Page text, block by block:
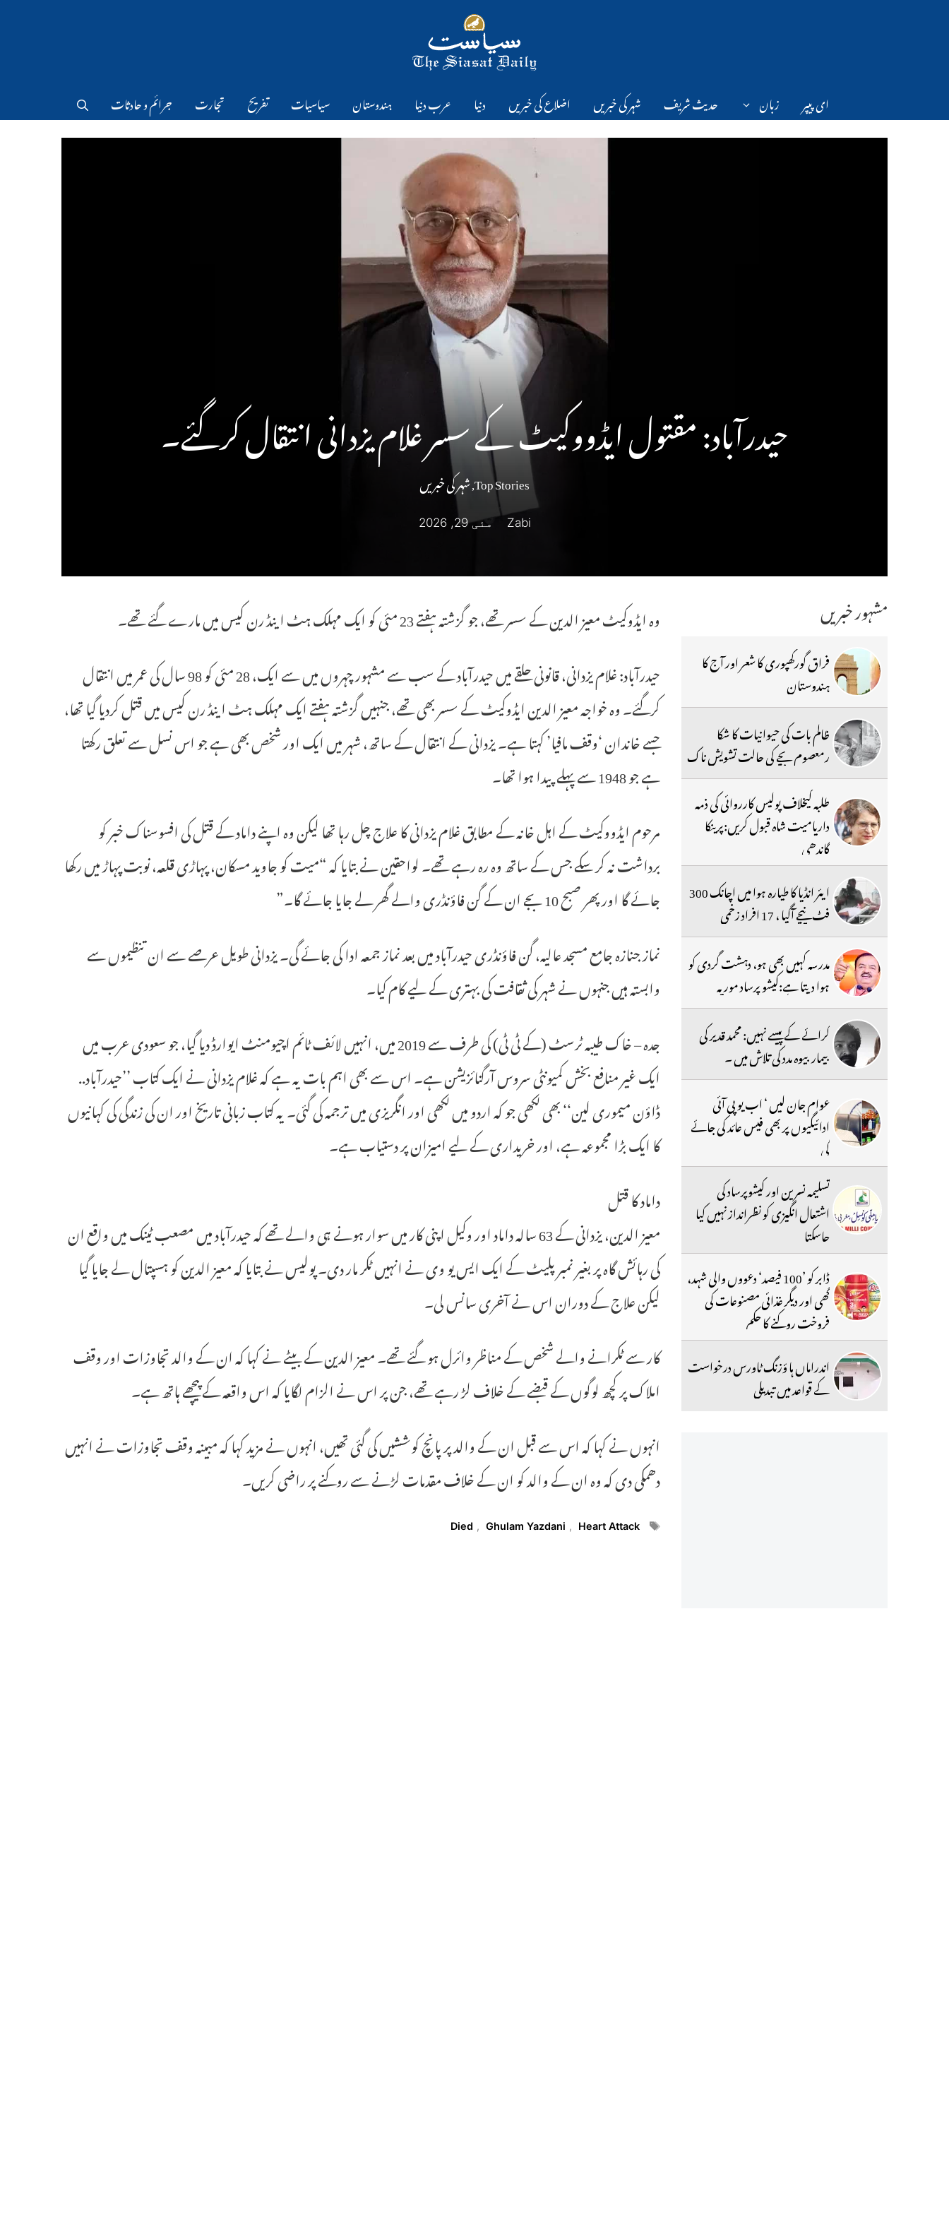
ای پیپر زبان حدیث شریف شہر کی خبریں اضلاع کی خبریں دنیا عرب دنیا ہندوستان سیاسیات تفریح تجارت جرائم و حادثات
حیدرآباد: مقتول ایڈووکیٹ کے سسر غلام یزدانی انتقال کرگئے۔
Top Stories
,شہر کی خبریں
Zabi مئی 29, 2026
وہ ایڈوکیٹ معیز الدین کے سسر تھے، جو گزشتہ ہفتے 23 مئی کو ایک مہلک ہٹ اینڈ رن کیس میں مارے گئے تھے۔
حیدرآباد: غلام یزدانی، قانونی حلقے میں حیدرآباد کے سب سے مشہور چہروں میں سے ایک، 28 مئی کو 98 سال کی عمر میں انتقال
کرگئے۔ وہ خواجہ معیز الدین ایڈوکیٹ کے سسر بھی تھے، جنہیں گزشتہ ہفتے ایک مہلک ہٹ اینڈ رن کیس میں قتل کردیا گیا تھا،
جسے خاندان ‘وقف مافیا’ کہتا ہے۔ یزدانی کے انتقال کے ساتھ، شہر میں ایک اور شخص بھی ہے جو اس نسل سے تعلق رکھتا
ہے جو 1948 سے پہلے پیدا ہوا تھا۔
مرحوم ایڈووکیٹ کے اہل خانہ کے مطابق غلام یزدانی کا علاج چل رہا تھا لیکن وہ اپنے داماد کے قتل کی افسوسناک خبر کو
برداشت نہ کر سکے جس کے ساتھ وہ رہ رہے تھے۔ لواحقین نے بتایا کہ “میت کو جاوید مسکان، پہاڑی قلعہ، نوبت پہاڑ میں رکھا
جائے گا اور پھر صبح 10 بجے ان کے گن فاؤنڈری والے گھر لے جایا جائے گا۔”
نماز جنازہ جامع مسجد عالیہ، گن فاؤنڈری حیدرآباد میں بعد نماز جمعہ ادا کی جائے گی۔ یزدانی طویل عرصے سے ان تنظیموں سے
وابستہ ہیں جنہوں نے شہر کی ثقافت کی بہتری کے لیے کام کیا۔
جدہ – خاک طیبہ ٹرسٹ (کے ٹی ٹی) کی طرف سے 2019 میں، انہیں لائف ٹائم اچیومنٹ ایوارڈ دیا گیا، جو سعودی عرب میں
ایک غیر منافع بخش کمیونٹی سروس آرگنائزیشن ہے۔ اس سے بھی اہم بات یہ ہے کہ غلام یزدانی نے ایک کتاب ’’حیدرآباد..
ڈاؤن میموری لین‘‘ بھی لکھی جو کہ اردو میں لکھی اور انگریزی میں ترجمہ کی گئی۔ یہ کتاب زبانی تاریخ اور ان کی زندگی کی کہانیوں
کا ایک بڑا مجموعہ ہے، اور خریداری کے لیے امیزان پر دستیاب ہے۔
داماد کا قتل
معیز الدین، یزدانی کے 63 سالہ داماد اور وکیل اپنی کار میں سوار ہونے ہی والے تھے کہ حیدرآباد میں مصعب ٹینک میں واقع ان
کی رہائش گاہ پر بغیر نمبر پلیٹ کے ایک ایس یو وی نے انہیں ٹکر مار دی۔ پولیس نے بتایا کہ معیز الدین کو ہسپتال لے جایا گیا
لیکن علاج کے دوران اس نے آخری سانس لی۔
کار سے ٹکرانے والے شخص کے مناظر وائرل ہو گئے تھے۔ معیز الدین کے بیٹے نے کہا کہ ان کے والد تجاوزات اور وقف
املاک پر کچھ لوگوں کے قبضے کے خلاف لڑ رہے تھے، جن پر اس نے الزام لگایا کہ اس واقعہ کے پیچھے ہاتھ ہے۔
انہوں نے کہا کہ اس سے قبل ان کے والد پر پانچ کوششیں کی گئی تھیں، انہوں نے مزید کہا کہ مبینہ وقف تجاوزات نے انہیں
دھمکی دی کہ وہ ان کے والد کو ان کے خلاف مقدمات لڑنے سے روکنے پر راضی کریں۔
Tags
Died , Ghulam Yazdani , Heart Attack
مشہور خبریں
فراق گورکھپوری کا شعر اور آج کا
ہندوستان
ظالم بات کی حیوانیات کا شکا
رمعصوم بچے کی حالت تشویش ناک
طلبہ کیخلاف پولیس کارروائی کی ذمہ
داریامیت شاہ قبول کریں:پرینکا
گاندھی
ایئر انڈیا کا طیارہ ہوا میں اچانک 300
فٹ نیچے آگیا ، 17 افراد زخمی
مدرسہ کہیں بھی ہو، دہشت گردی کو
ہوا دیتا ہے:کیشو پرساد موریہ
کرائے کے پیسے نہیں: محمد قدیر کی
بیمار بیوہ مدد کی تلاش میں ۔
عوام جان لیں ‘ اب یو پی آئی
ادائیگیوں پر بھی فیس عائد کی جائے
گی
تسلیمہ نسرین اور کیشوپرساد کی
اشتعال انگیزی کو نظرانداز نہیں کیا
جاسکتا
ڈابر کو ’100 فیصد‘ دعووں والی شہد،
گھی اور دیگر غذائی مصنوعات کی
فروخت روکنے کا حکم
اندراماں ہا ؤزنگ ٹاورس درخواست
کے قواعد میں تبدیلی